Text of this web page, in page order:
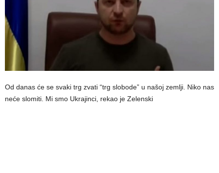
Od danas će se svaki trg zvati “trg slobode” u našoj zemlji. Niko nas
neće slomiti. Mi smo Ukrajinci, rekao je Zelenski